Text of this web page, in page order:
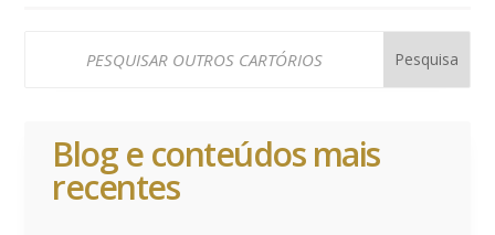
Blog e conteúdos mais
recentes